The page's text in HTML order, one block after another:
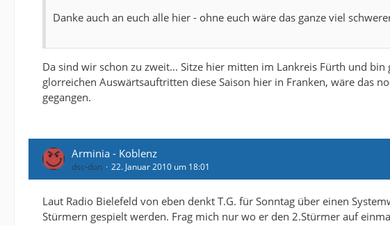
Danke auch an euch alle hier - ohne euch wäre das ganze viel
Da sind wir schon zu zweit... Sitze hier mitten im Lankreis Fürth und
glorreichen Auswärtsauftritten diese Saison hier in Franken, wäre das
gegangen.
Arminia - Koblenz
dsc-don 22. Januar 2010 um 18:01
Laut Radio Bielefeld von eben denkt T.G. für Sonntag über einen
Stürmern gespielt werden. Frag mich nur wo er den 2.Stürmer auf